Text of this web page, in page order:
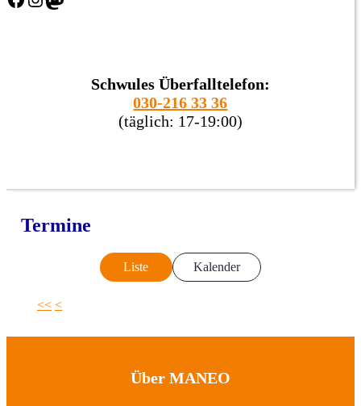
Schwules Überfalltelefon:
030-216 33 36
(täglich: 17-19:00)
Termine
Liste Kalender
<< <
Über MANEO